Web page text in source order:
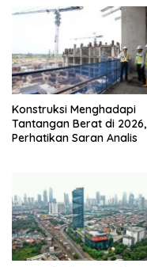
Konstruksi Menghadapi
Tantangan Berat di 2026,
Perhatikan Saran Analis